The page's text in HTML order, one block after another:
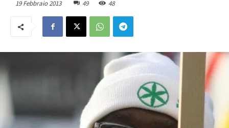
19 Febbraio 2013 49 48